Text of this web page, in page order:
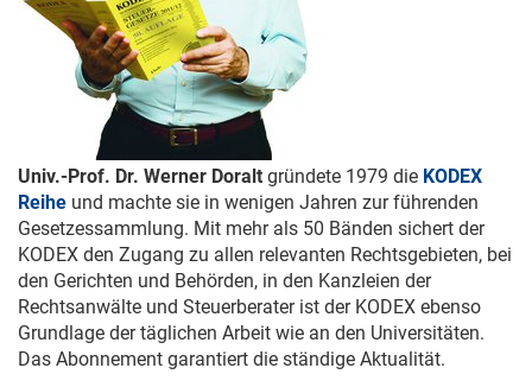
Univ.-Prof. Dr. Werner Doralt gründete 1979 die KODEX
Reihe und machte sie in wenigen Jahren zur führenden
Gesetzessammlung. Mit mehr als 50 Bänden sichert der
KODEX den Zugang zu allen relevanten Rechtsgebieten, bei
den Gerichten und Behörden, in den Kanzleien der
Rechtsanwälte und Steuerberater ist der KODEX ebenso
Grundlage der täglichen Arbeit wie an den Universitäten.
Das Abonnement garantiert die ständige Aktualität.